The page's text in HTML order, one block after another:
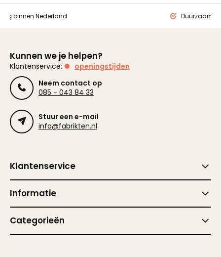
binnen Nederland Duurzaam
Kunnen we je helpen?
Klantenservice:
openingstijden
Neem contact op
085 - 043 84 33
Stuur een e-mail
info@fabrikten.nl
Klantenservice
Informatie
Categorieën